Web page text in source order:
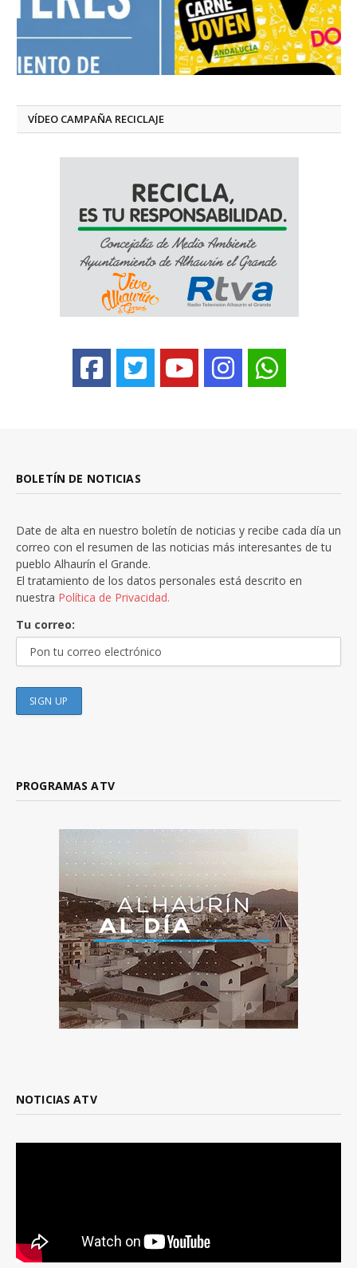
VÍDEO CAMPAÑA RECICLAJE
BOLETÍN DE NOTICIAS
Date de alta en nuestro boletín de noticias y recibe cada día un
correo con el resumen de las noticias más interesantes de tu
pueblo Alhaurín el Grande.
El tratamiento de los datos personales está descrito en
nuestra Política de Privacidad.
Tu correo:
PROGRAMAS ATV
NOTICIAS ATV